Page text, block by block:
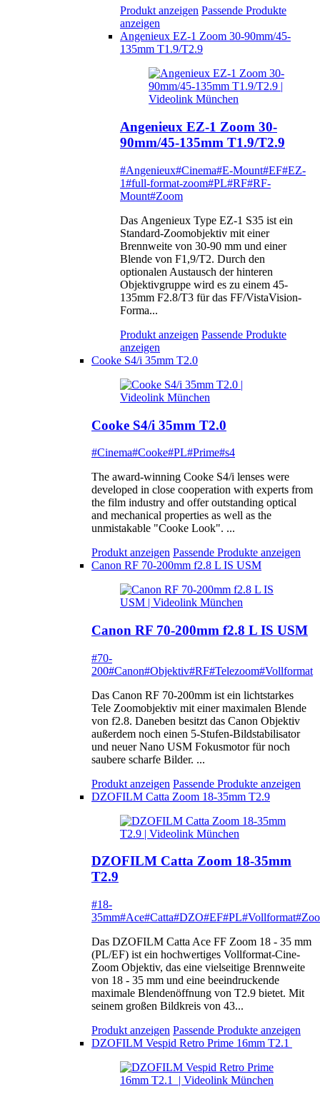
Produkt anzeigen Passende Produkte
anzeigen
Angenieux EZ-1 Zoom 30-90mm/45-
135mm T1.9/T2.9
Angenieux EZ-1 Zoom 30-
90mm/45-135mm T1.9/T2.9
#Angenieux#Cinema#E-Mount#EF#EZ-
1#full-format-zoom#PL#RF#RF-
Mount#Zoom
Das Angenieux Type EZ-1 S35 ist ein
Standard-Zoomobjektiv mit einer
Brennweite von 30-90 mm und einer
Blende von F1,9/T2. Durch den
optionalen Austausch der hinteren
Objektivgruppe wird es zu einem 45-
135mm F2.8/T3 für das FF/VistaVision-
Forma...
Produkt anzeigen Passende Produkte
anzeigen
Cooke S4/i 35mm T2.0
Cooke S4/i 35mm T2.0
#Cinema#Cooke#PL#Prime#s4
The award-winning Cooke S4/i lenses were
developed in close cooperation with experts from
the film industry and offer outstanding optical
and mechanical properties as well as the
unmistakable "Cooke Look". ...
Produkt anzeigen Passende Produkte anzeigen
Canon RF 70-200mm f2.8 L IS USM
Canon RF 70-200mm f2.8 L IS USM
#70-
200#Canon#Objektiv#RF#Telezoom#Vollformat
Das Canon RF 70-200mm ist ein lichtstarkes
Tele Zoomobjektiv mit einer maximalen Blende
von f2.8. Daneben besitzt das Canon Objektiv
außerdem noch einen 5-Stufen-Bildstabilisator
und neuer Nano USM Fokusmotor für noch
saubere scharfe Bilder. ...
Produkt anzeigen Passende Produkte anzeigen
DZOFILM Catta Zoom 18-35mm T2.9
DZOFILM Catta Zoom 18-35mm
T2.9
#18-
35mm#Ace#Catta#DZO#EF#PL#Vollformat
Das DZOFILM Catta Ace FF Zoom 18 - 35 mm
(PL/EF) ist ein hochwertiges Vollformat-Cine-
Zoom Objektiv, das eine vielseitige Brennweite
von 18 - 35 mm und eine beeindruckende
maximale Blendenöffnung von T2.9 bietet. Mit
seinem großen Bildkreis von 43...
Produkt anzeigen Passende Produkte anzeigen
DZOFILM Vespid Retro Prime 16mm T2.1